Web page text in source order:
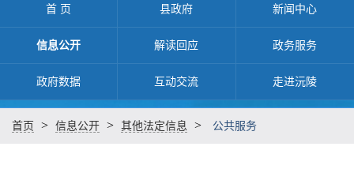
首 页 县政府 新闻中心
信息公开 解读回应 政务服务
政府数据 互动交流 走进沅陵
首页 > 信息公开 > 其他法定信息 > 公共服务